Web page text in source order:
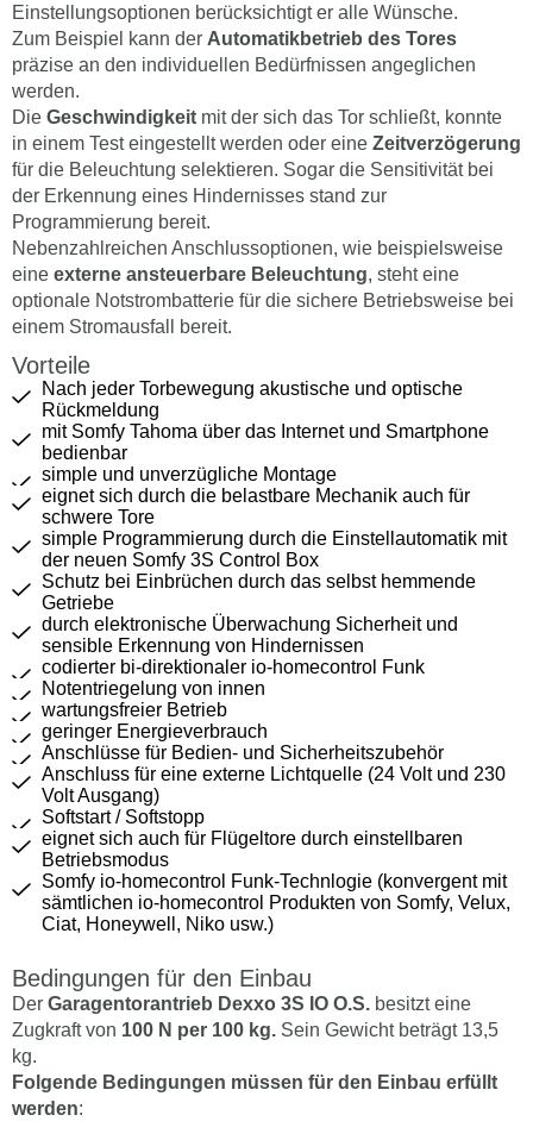
Einstellungsoptionen berücksichtigt er alle Wünsche.
Zum Beispiel kann der Automatikbetrieb des Tores
präzise an den individuellen Bedürfnissen angeglichen
werden.
Die Geschwindigkeit mit der sich das Tor schließt, konnte
in einem Test eingestellt werden oder eine Zeitverzögerung
für die Beleuchtung selektieren. Sogar die Sensitivität bei
der Erkennung eines Hindernisses stand zur
Programmierung bereit.
Nebenzahlreichen Anschlussoptionen, wie beispielsweise
eine externe ansteuerbare Beleuchtung, steht eine
optionale Notstrombatterie für die sichere Betriebsweise bei
einem Stromausfall bereit.
Vorteile
Nach jeder Torbewegung akustische und optische
Rückmeldung
mit Somfy Tahoma über das Internet und Smartphone
bedienbar
simple und unverzügliche Montage
eignet sich durch die belastbare Mechanik auch für
schwere Tore
simple Programmierung durch die Einstellautomatik mit
der neuen Somfy 3S Control Box
Schutz bei Einbrüchen durch das selbst hemmende
Getriebe
durch elektronische Überwachung Sicherheit und
sensible Erkennung von Hindernissen
codierter bi-direktionaler io-homecontrol Funk
Notentriegelung von innen
wartungsfreier Betrieb
geringer Energieverbrauch
Anschlüsse für Bedien- und Sicherheitszubehör
Anschluss für eine externe Lichtquelle (24 Volt und 230
Volt Ausgang)
Softstart / Softstopp
eignet sich auch für Flügeltore durch einstellbaren
Betriebsmodus
Somfy io-homecontrol Funk-Technlogie (konvergent mit
sämtlichen io-homecontrol Produkten von Somfy, Velux,
Ciat, Honeywell, Niko usw.)
Bedingungen für den Einbau
Der Garagentorantrieb Dexxo 3S IO O.S. besitzt eine
Zugkraft von 100 N per 100 kg. Sein Gewicht beträgt 13,5
kg.
Folgende Bedingungen müssen für den Einbau erfüllt
werden: